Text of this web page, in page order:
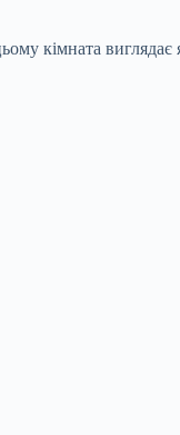
кімната